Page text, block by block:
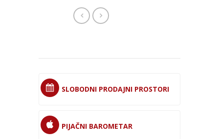
SLOBODNI PRODAJNI PROSTORI
PIJAČNI BAROMETAR